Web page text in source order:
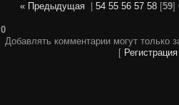
« Предыдущая 54 55 56 57 58 [59]
0
Добавлять комментарии могут только
[ Регистрация|